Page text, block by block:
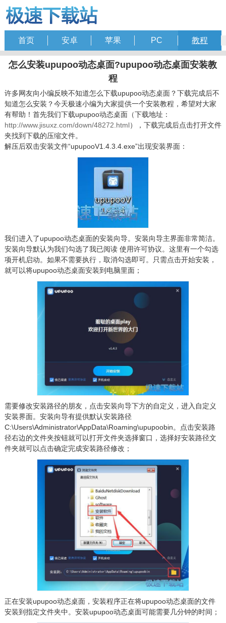
首页 安卓 苹果 PC 教程
怎么安装upupoo动态桌面?upupoo动态桌面安装教
程
许多网友向小编反映不知道怎么下载upupoo动态桌面？下载完成后不
知道怎么安装？今天极速小编为大家提供一个安装教程，希望对大家
有帮助！首先我们下载upupoo动态桌面（下载地址：
http://www.jisuxz.com/down/48272.html），下载完成后点击打开文件
夹找到下载的压缩文件。
解压后双击安装文件“upupooV1.4.3.4.exe”出现安装界面：
我们进入了upupoo动态桌面的安装向导。安装向导主界面非常简洁。
安装向导默认为我们勾选了我已阅读 使用许可协议。这里有一个勾选
项开机启动。如果不需要执行，取消勾选即可。只需点击开始安装，
就可以将upupoo动态桌面安装到电脑里面；
需要修改安装路径的朋友，点击安装向导下方的自定义，进入自定义
安装界面。安装向导有提供默认安装路径
C:\Users\Administrator\AppData\Roaming\upupoobin。点击安装路
径右边的文件夹按钮就可以打开文件夹选择窗口，选择好安装路径文
件夹就可以点击确定完成安装路径修改；
正在安装upupoo动态桌面，安装程序正在将upupoo动态桌面的文件
安装到指定文件夹中。安装upupoo动态桌面可能需要几分钟的时间；